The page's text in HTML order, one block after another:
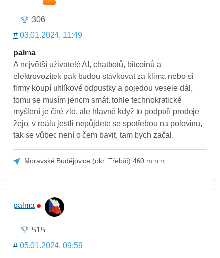
306
# 03.01.2024, 11:49
palma
A největší uživatelé AI, chatbotů, bitcoinů a
elektrovozítek pak budou stávkovat za klima nebo si
firmy koupí uhlíkové odpustky a pojedou vesele dál,
tomu se musím jenom smát, tohle technokratické
myšlení je čiré zlo, ale hlavně když to podpoří prodeje
žejo, v reálu jestli nepůjdete se spotřebou na polovinu,
tak se vůbec není o čem bavit, tam bych začal.
Moravské Budějovice (okr. Třebíč) 460 m.n.m.
palma
515
# 05.01.2024, 09:59